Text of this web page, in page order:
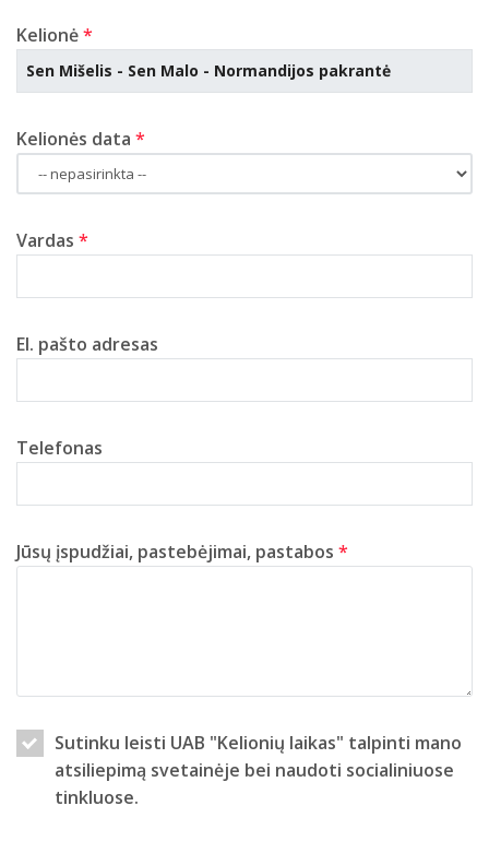
Kelionė*
Kelionės data *
Vardas *
El. pašto adresas
Telefonas
Jūsų įspudžiai, pastebėjimai, pastabos *
Sutinku leisti UAB "Kelionių laikas" talpinti mano
atsiliepimą svetainėje bei naudoti socialiniuose
tinkluose.